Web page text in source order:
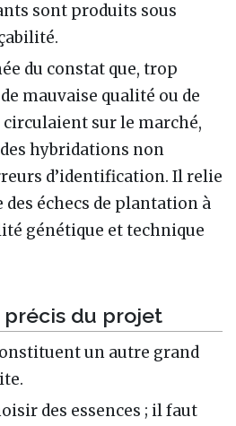
sont produits sous
du constat que, trop
mauvaise qualité ou de
sur le marché,
hybridations non
d’identification. Il relie
des échecs de plantation à
génétique et technique
précis du projet
un autre grand
des essences ; il faut